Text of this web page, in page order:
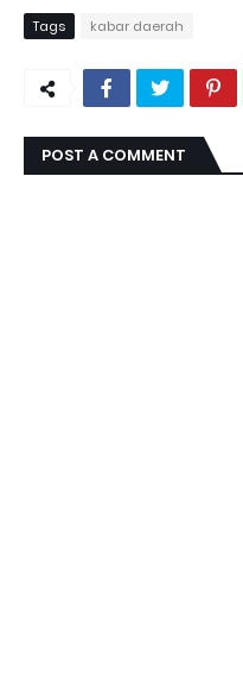
Tags kabar daerah
POST A COMMENT